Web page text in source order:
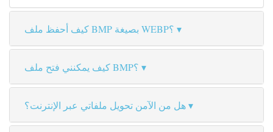
كيف أحفظ ملف BMP بصيغة WEBP؟
كيف يمكنني فتح ملف BMP؟
هل من الآمن تحويل ملفاتي عبر الإنترنت؟